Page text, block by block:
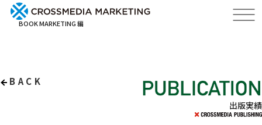
BOOK MARKETING 編
BACK
出版実績